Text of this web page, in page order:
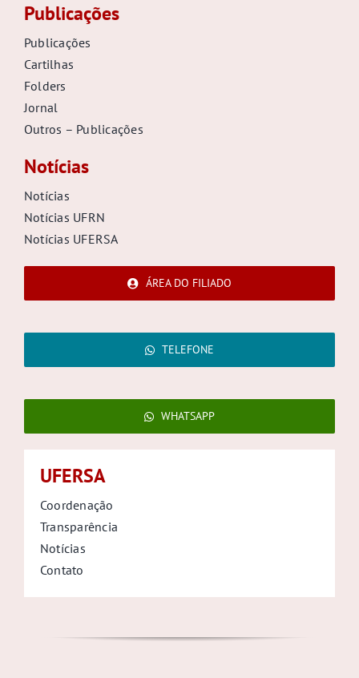
Publicações
Publicações
Cartilhas
Folders
Jornal
Outros – Publicações
Notícias
Notícias
Notícias UFRN
Notícias UFERSA
ÁREA DO FILIADO
TELEFONE
WHATSAPP
UFERSA
Coordenação
Transparência
Notícias
Contato